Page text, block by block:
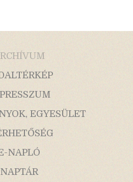
EGYESÜLET
NAPLÓ
NAPTÁR